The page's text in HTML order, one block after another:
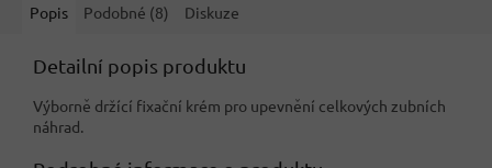
Popis Podobné (8) Diskuze
Detailní popis produktu
Výborně držící fixační krém pro upevnění celkových zubních
náhrad.